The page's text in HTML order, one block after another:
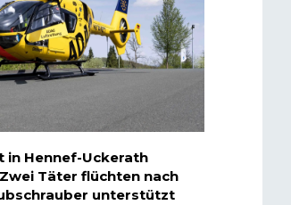
in Hennef-Uckerath
Täter flüchten nach
unterstützt